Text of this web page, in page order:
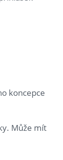
koncepce
Může mít